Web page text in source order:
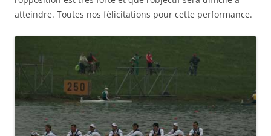
atteindre. Toutes nos félicitations pour cette performance.